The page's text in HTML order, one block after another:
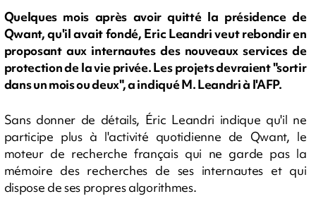
Quelques mois après avoir quitté la présidence de
Qwant, qu'il avait fondé, Eric Leandri veut rebondir en
proposant aux internautes des nouveaux services de
protection de la vie privée. Les projets devraient "sortir
dans un mois ou deux", a indiqué M. Leandri à l'AFP.
Sans donner de détails, Éric Leandri indique qu'il ne
participe plus à l'activité quotidienne de Qwant, le
moteur de recherche français qui ne garde pas la
mémoire des recherches de ses internautes et qui
dispose de ses propres algorithmes.